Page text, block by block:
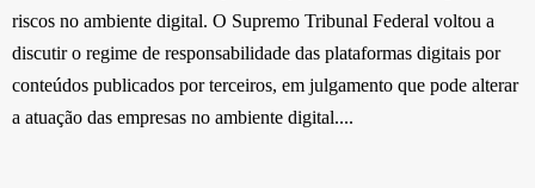
riscos no ambiente digital. O Supremo Tribunal Federal voltou a
discutir o regime de responsabilidade das plataformas digitais por
conteúdos publicados por terceiros, em julgamento que pode alterar
a atuação das empresas no ambiente digital....